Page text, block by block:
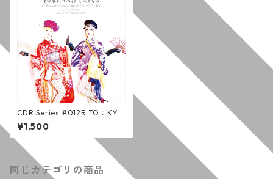
CDR Series #012R TO：KY
O：TO / その名はスペィド ft.
あさちる (通常版)
¥1,500
同じカテゴリの商品